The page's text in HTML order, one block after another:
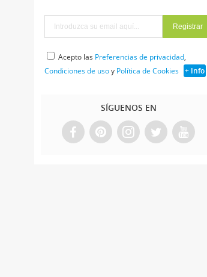
Acepto las Preferencias de privacidad,
Condiciones de usoy Política de Cookies + Info
SÍGUENOS EN